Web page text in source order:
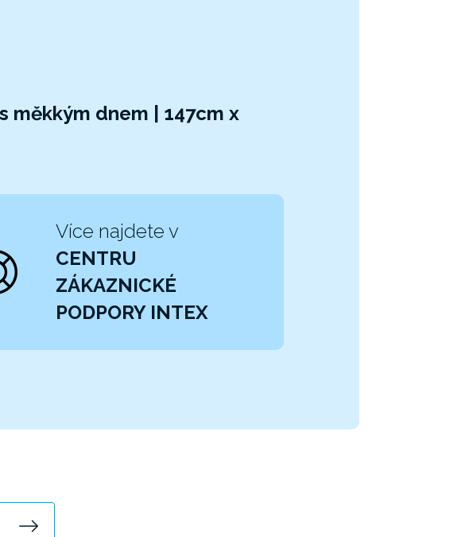
měkkým dnem | 147cm x
Více najdete v
CENTRU
ZÁKAZNICKÉ
PODPORY INTEX